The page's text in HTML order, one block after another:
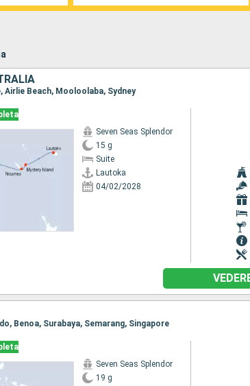
Beach, Mooloolaba, Sydney
Seven Seas Splendor
15 g
Suite
Lautoka
04/02/2028
Benoa, Surabaya, Semarang, Singapore
Seven Seas Splendor
19 g